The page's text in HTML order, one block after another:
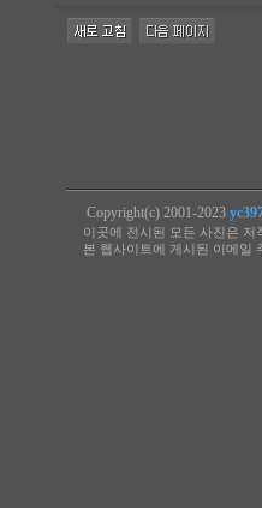
Copyright(c) 2001-2023
이곳에 전시된 모든 사진은 저
본 웹사이트에 게시된 이메일